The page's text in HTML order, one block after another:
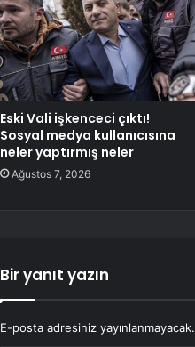
Eski Vali işkenceci çıktı!
Sosyal medya kullanıcısına
neler yaptırmış neler
Ağustos 7, 2026
Bir yanıt yazın
E-posta adresiniz yayınlanmayacak.